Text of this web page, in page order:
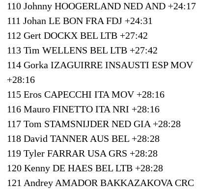
110 Johnny HOOGERLAND NED AND +24:17
111 Johan LE BON FRA FDJ +24:31
112 Gert DOCKX BEL LTB +27:42
113 Tim WELLENS BEL LTB +27:42
114 Gorka IZAGUIRRE INSAUSTI ESP MOV
+28:16
115 Eros CAPECCHI ITA MOV +28:16
116 Mauro FINETTO ITA NRI +28:16
117 Tom STAMSNIJDER NED GIA +28:28
118 David TANNER AUS BEL +28:28
119 Tyler FARRAR USA GRS +28:28
120 Kenny DE HAES BEL LTB +28:28
121 Andrey AMADOR BAKKAZAKOVA CRC